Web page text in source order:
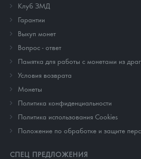
Клуб ЗМД
Гарантии
Выкуп монет
Вопрос - ответ
Памятка для работы с монетами из
Условия возврата
Монеты
Политика конфиденциальности
Политика использования Cookies
Положение по обработке и защите
СПЕЦ ПРЕДЛОЖЕНИЯ